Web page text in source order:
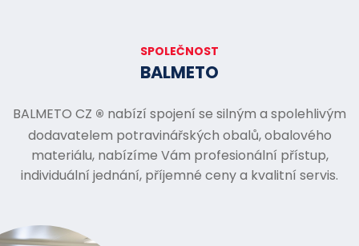
SPOLEČNOST
BALMETO
BALMETO CZ ® nabízí spojení se silným a spolehlivým
dodavatelem potravinářských obalů, obalového
materiálu, nabízíme Vám profesionální přístup,
individuální jednání, příjemné ceny a kvalitní servis.